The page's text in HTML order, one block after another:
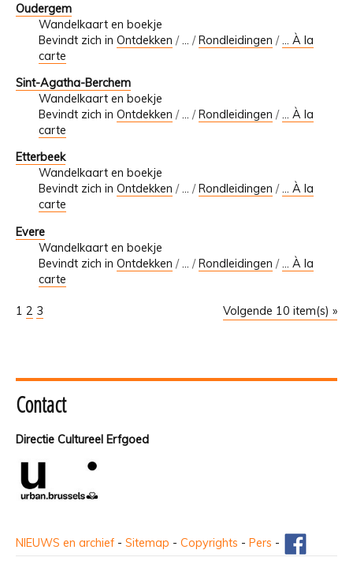
Oudergem
Wandelkaart en boekje
Bevindt zich in Ontdekken / /Rondleidingen /
... À la
carte
Sint-Agatha-Berchem
Wandelkaart en boekje
Bevindt zich in Ontdekken /… /Rondleidingen /... À la
carte
Etterbeek
Wandelkaart en boekje
Bevindt zich in Ontdekken /… / Rondleidingen /... À la
carte
Evere
Wandelkaart en boekje
Bevindt zich in Ontdekken /… /Rondleidingen /... À la
carte
Volgende 10 item(s) »
1 2 3
Contact
Directie Cultureel Erfgoed
NIEUWS en archief - Sitemap - Copyrights - Pers -